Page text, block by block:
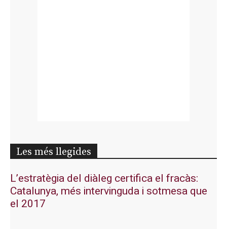
Les més llegides
L’estratègia del diàleg certifica el fracàs:
Catalunya, més intervinguda i sotmesa que
el 2017